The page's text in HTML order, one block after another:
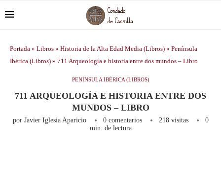
Portada » Libros » Historia de la Alta Edad Media (Libros) » Península
Ibérica (Libros) » 711 Arqueología e historia entre dos mundos – Libro
PENÍNSULA IBÉRICA (LIBROS)
711 ARQUEOLOGÍA E HISTORIA ENTRE DOS
MUNDOS – LIBRO
por Javier Iglesia Aparicio 0 comentarios 218visitas
0
min. de lectura